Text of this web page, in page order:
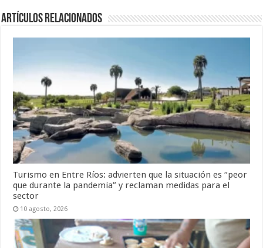
Artículos Relacionados
Turismo en Entre Ríos: advierten que la situación es “peor
que durante la pandemia” y reclaman medidas para el
sector
10 agosto, 2026